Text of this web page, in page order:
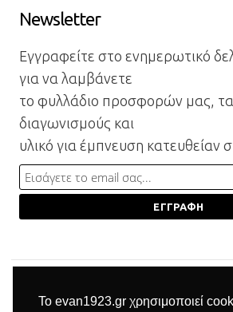
Το evan1923.gr χρησιμοποιεί
Newsletter
Εγγραφείτε στο ενημερωτικό
για να λαμβάνετε
το φυλλάδιο προσφορών μας,
διαγωνισμούς και
υλικό για έμπνευση κατευθείαν